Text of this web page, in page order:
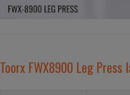
Toorx FWX8900 Leg